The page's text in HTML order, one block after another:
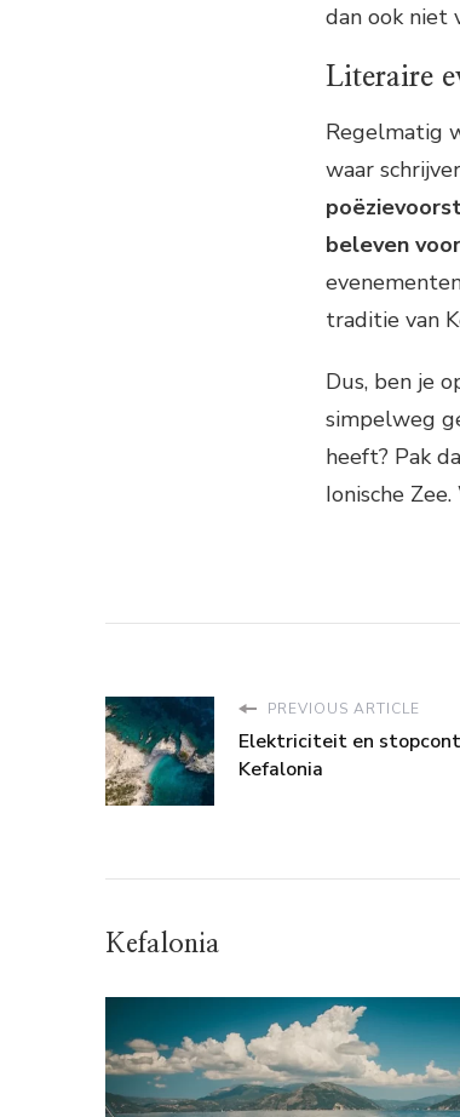
dan ook niet
Literaire
Regelmatig
waar
beleven
traditie van
Dus, ben je
simpelweg
heeft? Pak
Ionische
PREVIOUS ARTICLE
Elektriciteit en
Kefalonia
Kefalonia